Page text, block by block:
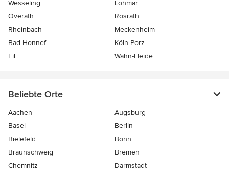
Wesseling
Lohmar
Overath
Rösrath
Rheinbach
Meckenheim
Bad Honnef
Köln-Porz
Eil
Wahn-Heide
Beliebte Orte
Aachen
Augsburg
Basel
Berlin
Bielefeld
Bonn
Braunschweig
Bremen
Chemnitz
Darmstadt